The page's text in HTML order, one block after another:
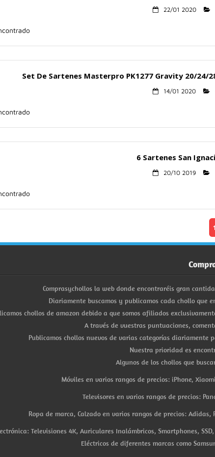
22/01 2020
Set De Sartenes Masterpro PK1277 Gravity 20/24/
14/01 2020
6 Sartenes San
20/10 2019
1
Comprasychollos la web donde encontraréis gran
Diariamente buscamos y publicamos cada chollo que
chollos de amazon debido a que somos afiliados
A través de vuestras puntuaciones,
Publicamos chollos nuevos de varias categorías diariamente
Nuestra prioridad es
Algunos de los chollos que
Móviles en varios rangos de precios: iPhone,
Televisores en varios rangos de precios:
Ropa de marca, Calzado en varios rangos de precios:
Televisiones 4K, Auriculares Inalámbricos, Smartphones,
Eléctricos de diferentes marcas como